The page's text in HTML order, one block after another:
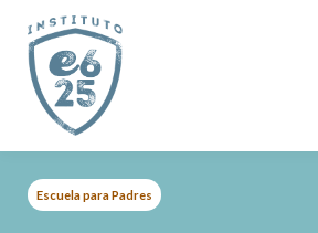
ACTUALIZACIÓN
Escuela para Padres